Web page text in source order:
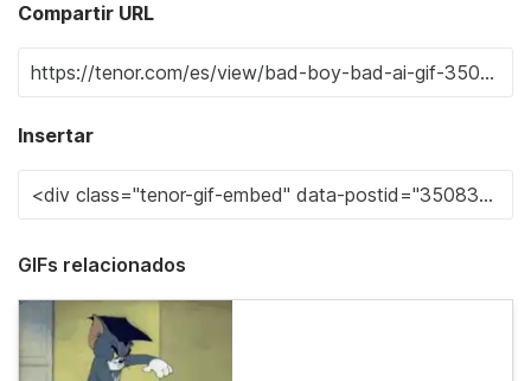
Compartir URL
Insertar
GIFs relacionados